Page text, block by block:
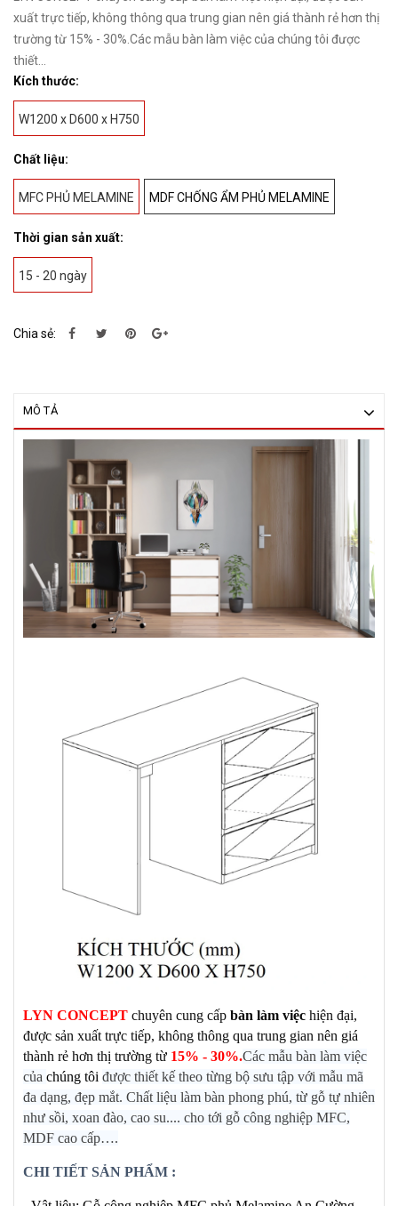
xuất trực tiếp, không thông qua trung gian nên giá thành rẻ hơn thị
trường từ 15% - 30%.Các mẫu bàn làm việc của chúng tôi được
thiết...
Kích thước:
W1200 x D600 x H750
Chất liệu:
MFC PHỦ MELAMINE MDF CHỐNG ẨM PHỦ MELAMINE
Thời gian sản xuất:
15 - 20 ngày
Chia sẻ:
MÔ TẢ
LYN CONCEPT chuyên cung cấp bàn làm việc hiện đại,
được sản xuất trực tiếp, không thông qua trung gian nên giá
thành rẻ hơn thị trường từ 15% - 30%.Các mẫu bàn làm việc
của chúng tôi được thiết kế theo từng bộ sưu tập với mẫu mã
đa dạng, đẹp mắt. Chất liệu làm bàn phong phú, từ gỗ tự nhiên
như sồi, xoan đào, cao su.... cho tới gỗ công nghiệp MFC,
MDF cao cấp….
CHI TIẾT SẢN PHẨM :